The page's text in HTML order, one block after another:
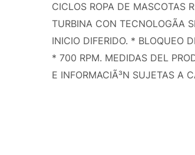
CICLOS ROPA DE MASCOTAS
TURBINA CON TECNOLOGÃ­A
INICIO DIFERIDO. * BLOQUEO
* 700 RPM. MEDIDAS DEL
E INFORMACIÃ³N SUJETAS A